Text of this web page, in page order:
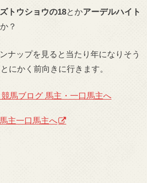
トウショウの18とかアーデルハイト
？
ナップを見ると当たり年になりそう
にかく前向きに行きます。
主一口馬主へ